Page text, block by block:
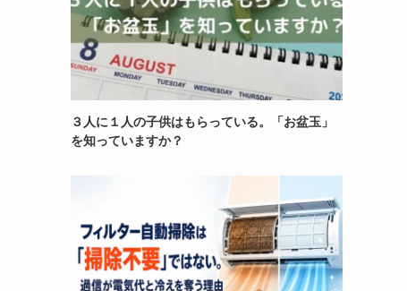
３人に１人の子供はもらっている。「お盆玉」
を知っていますか？